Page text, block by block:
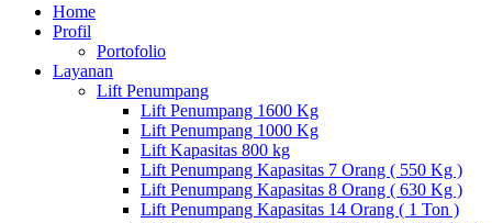
Home
Profil
Portofolio
Layanan
Lift Penumpang
Lift Penumpang 1600 Kg
Lift Penumpang 1000 Kg
Lift Kapasitas 800 kg
Lift Penumpang Kapasitas 7 Orang ( 550 Kg )
Lift Penumpang Kapasitas 8 Orang ( 630 Kg )
Lift Penumpang Kapasitas 14 Orang ( 1 Ton )